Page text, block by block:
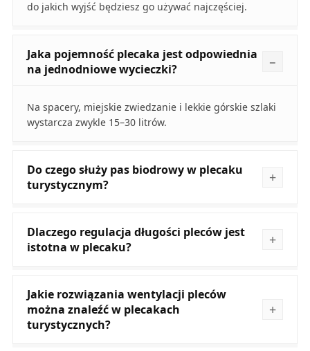
do jakich wyjść będziesz go używać najczęściej.
Jaka pojemność plecaka jest odpowiednia
na jednodniowe wycieczki?
Na spacery, miejskie zwiedzanie i lekkie górskie szlaki
wystarcza zwykle 15–30 litrów.
Do czego służy pas biodrowy w plecaku
turystycznym?
Dlaczego regulacja długości pleców jest
istotna w plecaku?
Jakie rozwiązania wentylacji pleców
można znaleźć w plecakach
turystycznych?